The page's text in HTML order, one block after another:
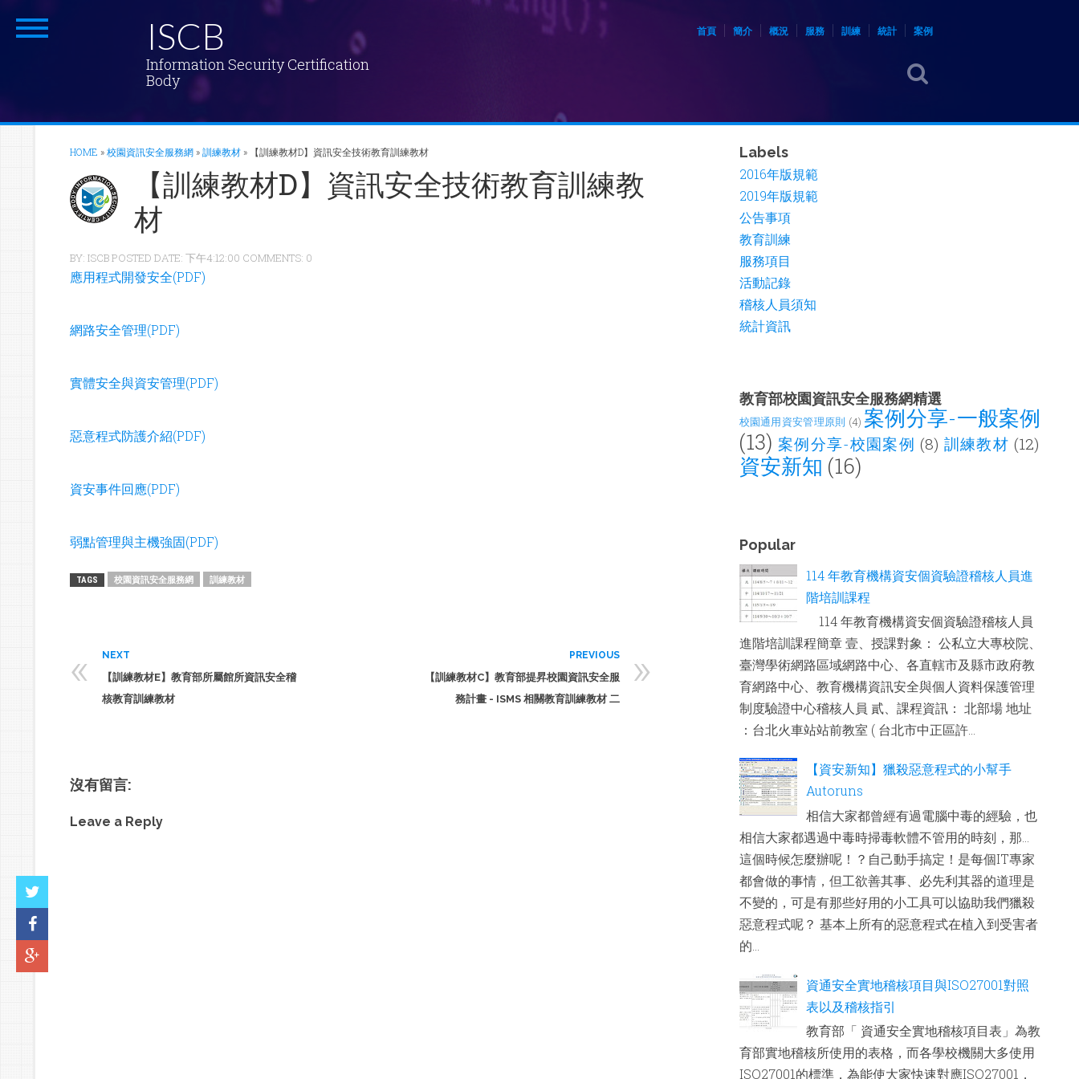
ISCB
Information Security Certification
Body
首頁 簡介 概況 服務 訓練 統計 案例
HOME »校園資訊安全服務網 »訓練教材 » 【訓練教材D】資訊安全技術教育訓練教材
【訓練教材D】資訊安全技術教育訓練教
材
BY: ISCB POSTED DATE: 下午4:12:00 COMMENTS: 0
應用程式開發安全(PDF)
網路安全管理(PDF)
實體安全與資安管理(PDF)
惡意程式防護介紹(PDF)
資安事件回應(PDF)
弱點管理與主機強固(PDF)
TAGS 校園資訊安全服務網 訓練教材
« NEXT
【訓練教材E】教育部所屬館所資訊安全稽
核教育訓練教材
»
PREVIOUS
【訓練教材C】教育部提昇校園資訊安全服
務計畫 - ISMS 相關教育訓練教材 二
沒有留言:
Leave a Reply
Labels
2016年版規範
2019年版規範
公告事項
教育訓練
服務項目
活動記錄
稽核人員須知
統計資訊
教育部校園資訊安全服務網精選
校園通用資安管理原則 (4) 案例分享-一般案例
(13) 案例分享-校園案例 (8) 訓練教材 (12)
資安新知 (16)
Popular
114 年教育機構資安個資驗證稽核人員進
階培訓課程
114 年教育機構資安個資驗證稽核人員
進階培訓課程簡章 壹、授課對象： 公私立大專校院、
臺灣學術網路區域網路中心、各直轄市及縣市政府教
育網路中心、教育機構資訊安全與個人資料保護管理
制度驗證中心稽核人員 貳、課程資訊： 北部場 地址
：台北火車站站前教室 ( 台北市中正區許...
【資安新知】獵殺惡意程式的小幫手
Autoruns
相信大家都曾經有過電腦中毒的經驗，也
相信大家都遇過中毒時掃毒軟體不管用的時刻，那...
這個時候怎麼辦呢！？自己動手搞定！是每個IT專家
都會做的事情，但工欲善其事、必先利其器的道理是
不變的，可是有那些好用的小工具可以協助我們獵殺
惡意程式呢？ 基本上所有的惡意程式在植入到受害者
的...
資通安全實地稽核項目與ISO27001對照
表以及稽核指引
教育部「 資通安全實地稽核項目表」為教
育部實地稽核所使用的表格，而各學校機關大多使用
ISO27001的標準，為能使大家快速對應ISO27001，